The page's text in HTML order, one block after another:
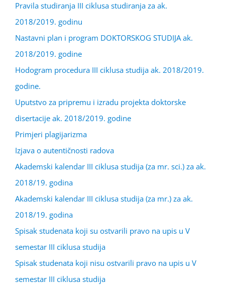
Pravila studiranja III ciklusa studiranja za ak.
2018/2019. godinu
Nastavni plan i program DOKTORSKOG STUDIJA ak.
2018/2019. godine
Hodogram procedura III ciklusa studija ak. 2018/2019.
godine.
Uputstvo za pripremu i izradu projekta doktorske
disertacije ak. 2018/2019. godine
Primjeri plagijarizma
Izjava o autentičnosti radova
Akademski kalendar III ciklusa studija (za mr. sci.) za ak.
2018/19. godina
Akademski kalendar III ciklusa studija (za mr.) za ak.
2018/19. godina
Spisak studenata koji su ostvarili pravo na upis u V
semestar III ciklusa studija
Spisak studenata koji nisu ostvarili pravo na upis u V
semestar III ciklusa studija